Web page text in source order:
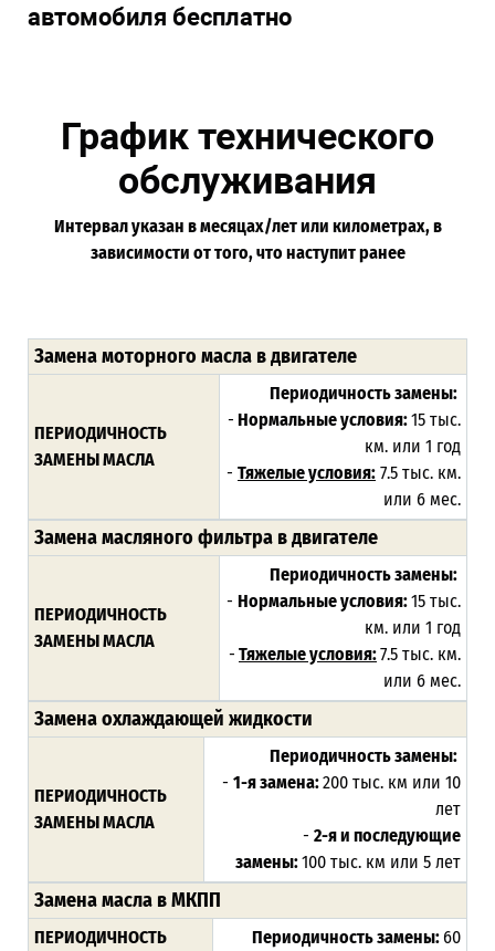
автомобиля бесплатно
График технического
обслуживания
Интервал указан в месяцах/лет или километрах, в
зависимости от того, что наступит ранее
Замена моторного масла в двигателе
ПЕРИОДИЧНОСТЬ
ЗАМЕНЫ МАСЛА
Периодичность замены:
- Нормальные условия:15 тыс.
км. или 1 год
- Тяжелые условия: 7.5 тыс. км.
или 6 мес.
Замена масляного фильтра в двигателе
ПЕРИОДИЧНОСТЬ
ЗАМЕНЫ МАСЛА
Периодичность замены:
- Нормальные условия:15 тыс.
км. или 1 год
- Тяжелые условия:7.5 тыс. км.
или 6 мес.
Замена охлаждающей жидкости
ПЕРИОДИЧНОСТЬ
ЗАМЕНЫ МАСЛА
Периодичность замены:
- 1-я замена:200 тыс. км или 10
лет
- 2-я и последующие
замены:100 тыс. км или 5 лет
Замена масла в МКПП
ПЕРИОДИЧНОСТЬ
Периодичность замены:60